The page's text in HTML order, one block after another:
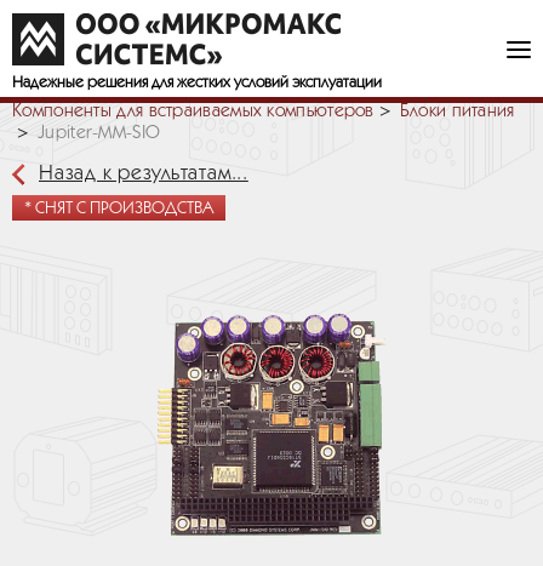
Надежные решения для жестких условий эксплуатации
Компоненты для встраиваемых компьютеров
Блоки питания
Jupiter-MM-SIO
Назад к результатам...
* СНЯТ С ПРОИЗВОДСТВА